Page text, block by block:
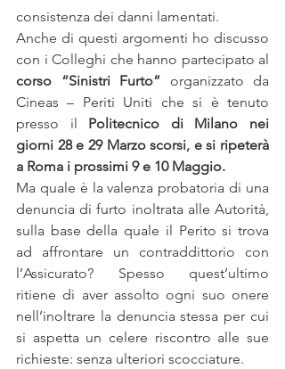
consistenza dei danni lamentati.
Anche di questi argomenti ho discusso
corso “Sinistri Furto” organizzato da
Cineas – Periti Uniti che si è tenuto
presso il Politecnico di Milano nei
giorni 28 e 29 Marzo scorsi, e si ripeterà
a Roma i prossimi 9 e 10 Maggio.
Ma quale è la valenza probatoria di una
denuncia di furto inoltrata alle Autorità,
sulla base della quale il Perito si trova
ad affrontare un contraddittorio con
l’Assicurato? Spesso quest’ultimo
ritiene di aver assolto ogni suo onere
nell’inoltrare la denuncia stessa per cui
si aspetta un celere riscontro alle sue
richieste: senza ulteriori scocciature.